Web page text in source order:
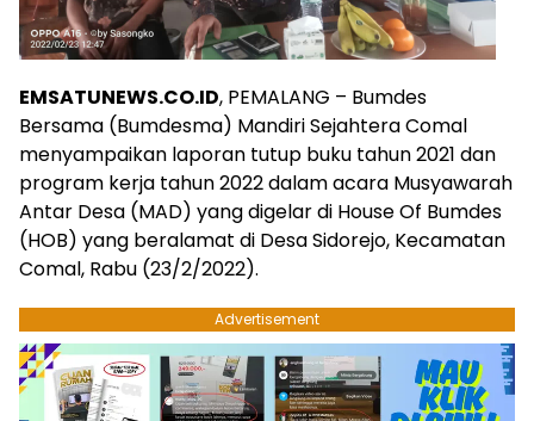
EMSATUNEWS.CO.ID, PEMALANG – Bumdes
Bersama (Bumdesma) Mandiri Sejahtera Comal
menyampaikan laporan tutup buku tahun 2021 dan
program kerja tahun 2022 dalam acara Musyawarah
Antar Desa (MAD) yang digelar di House Of Bumdes
(HOB) yang beralamat di Desa Sidorejo, Kecamatan
Comal, Rabu (23/2/2022).
Advertisement